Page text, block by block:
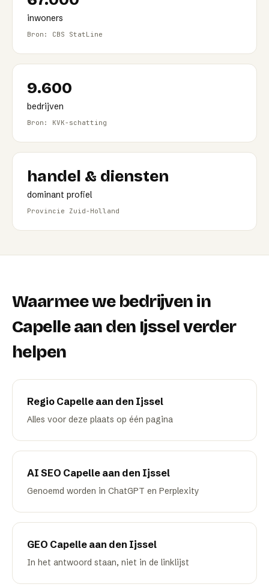
inwoners
Bron: CBS StatLine
9.600
bedrijven
Bron: KVK-schatting
handel & diensten
dominant profiel
Provincie Zuid-Holland
Waarmee we bedrijven in
Capelle aan den Ijsselverder
helpen
Regio Capelle aan den Ijssel
Alles voor deze plaats op één pagina
AI SEO Capelle aan den Ijssel
Genoemd worden in ChatGPT en Perplexity
GEO Capelle aan den Ijssel
In het antwoord staan, niet in de linklijst